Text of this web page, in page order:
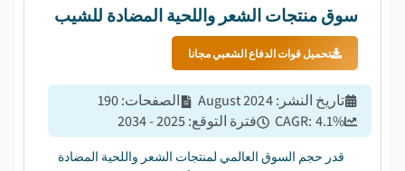
سوق منتجات الشعر واللحية المضادة للشيب
تحميل قوات الدفاع الشعبي مجانا
تاريخ النشر :
August 2024 الصفحات:
190
CAGR: 4.1% فترة التوقع:
2025 - 2034
قدر حجم السوق العالمي لمنتجات الشعر واللحية المضادة